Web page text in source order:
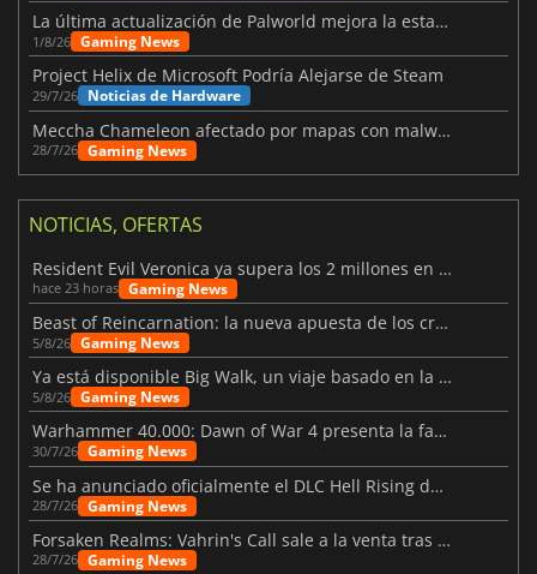
La última actualización de Palworld mejora la estabilidad
1/8/26 Gaming News
Project Helix de Microsoft Podría Alejarse de Steam
29/7/26 Noticias de Hardware
Meccha Chameleon afectado por mapas con malware y Discord
28/7/26 Gaming News
NOTICIAS, OFERTAS
Resident Evil Veronica ya supera los 2 millones en listas de deseados
hace 23 horas Gaming News
Beast of Reincarnation: la nueva apuesta de los creadores de Pokémon
5/8/26 Gaming News
Ya está disponible Big Walk, un viaje basado en la amistad
5/8/26 Gaming News
Warhammer 40.000: Dawn of War 4 presenta la facción de los Necrones
30/7/26 Gaming News
Se ha anunciado oficialmente el DLC Hell Rising de Nioh 3
28/7/26 Gaming News
Forsaken Realms: Vahrin's Call sale a la venta tras una década
28/7/26 Gaming News